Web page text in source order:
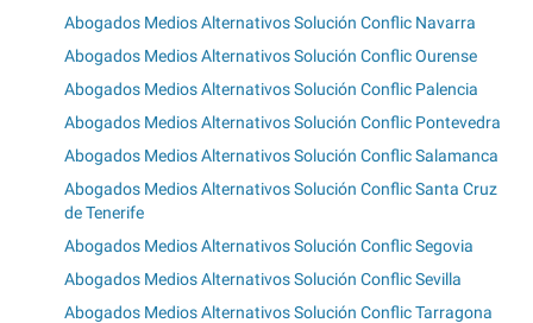
Abogados Medios Alternativos Solución Conflic Navarra
Abogados Medios Alternativos Solución Conflic Ourense
Abogados Medios Alternativos Solución Conflic Palencia
Abogados Medios Alternativos Solución Conflic Pontevedra
Abogados Medios Alternativos Solución Conflic Salamanca
Abogados Medios Alternativos Solución Conflic Santa Cruz
de Tenerife
Abogados Medios Alternativos Solución Conflic Segovia
Abogados Medios Alternativos Solución Conflic Sevilla
Abogados Medios Alternativos Solución Conflic Tarragona